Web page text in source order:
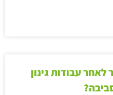
עבודות גינון